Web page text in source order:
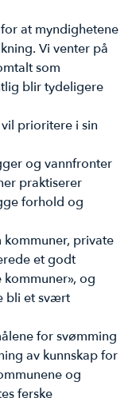
at myndighetene
Vi venter på
som
blir tydeligere
prioritere i sin
og vannfronter
praktiserer
forhold og
kommuner, private
et godt
og
bli et svært
for svømming
av kunnskap for
og
ferske